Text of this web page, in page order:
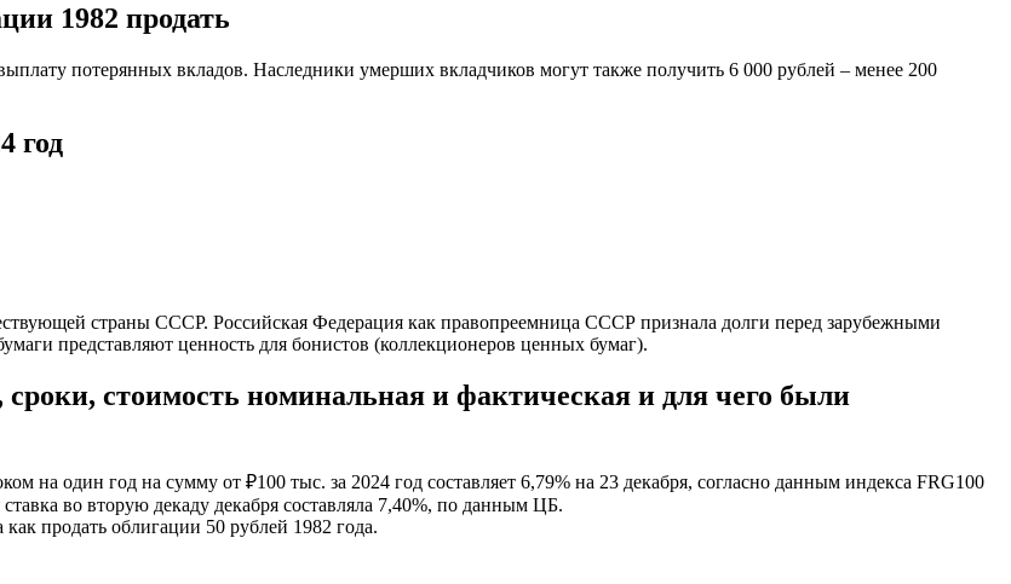
1982 продать
потерянных вкладов. Наследники умерших вкладчиков могут также получить 6 000 рублей – менее 200
год
страны СССР. Российская Федерация как правопреемница СССР признала долги перед зарубежными
представляют ценность для бонистов (коллекционеров ценных бумаг).
сроки, стоимость номинальная и фактическая и для чего были
на один год на сумму от ₽100 тыс. за 2024 год составляет 6,79% на 23 декабря, согласно данным индекса FRG100
во вторую декаду декабря составляла 7,40%, по данным ЦБ.
продать облигации 50 рублей 1982 года.